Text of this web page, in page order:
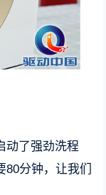
动了强劲洗程
分钟，让我们